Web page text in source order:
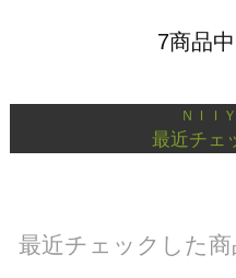
7商品
ＮＩＩ
最近チェ
最近チェックした